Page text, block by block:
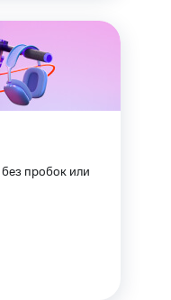
пробок или